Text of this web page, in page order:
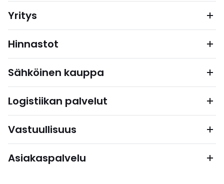
Yritys
Hinnastot
Sähköinen kauppa
Logistiikan palvelut
Vastuullisuus
Asiakaspalvelu